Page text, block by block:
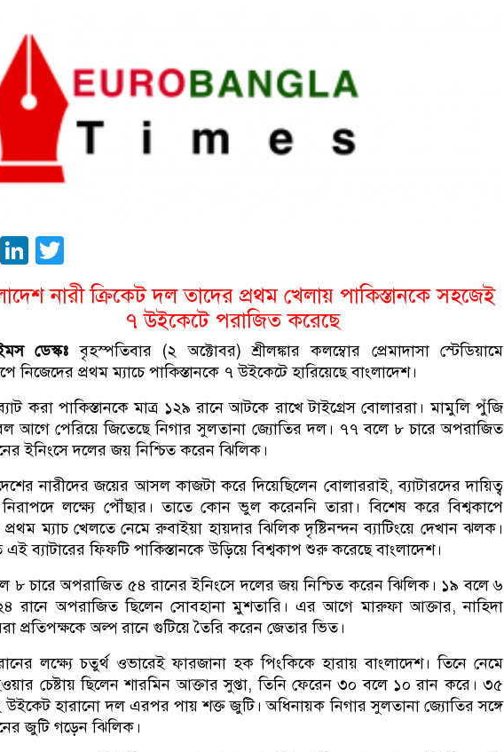
Facebook
LinkedIn
নারী ক্রিকেট দল তাদের প্রথম খেলায় পাকিস্তানকে সহজেই
৭ উইকেটে পরাজিত করেছে
ডেস্কঃ বৃহস্পতিবার (২ অক্টোবর) শ্রীলঙ্কার কলম্বোর প্রেমাদাসা স্টেডিয়ামে
নিজেদের প্রথম ম্যাচে পাকিস্তানকে ৭ উইকেটে হারিয়েছে বাংলাদেশ।
করা পাকিস্তানকে মাত্র ১২৯ রানে আটকে রাখে টাইগ্রেস বোলাররা। মামুলি পুঁজি
আগে পেরিয়ে জিতেছে নিগার সুলতানা জ্যোতির দল। ৭৭ বলে ৮ চারে অপরাজিত
ইনিংসে দলের জয় নিশ্চিত করেন ঝিলিক।
নারীদের জয়ের আসল কাজটা করে দিয়েছিলেন বোলাররাই, ব্যাটারদের দায়িত্ব
লক্ষ্যে পৌঁছার। তাতে কোন ভুল করেননি তারা। বিশেষ করে বিশ্বকাপে
ম্যাচ খেলতে নেমে রুবাইয়া হায়দার ঝিলিক দৃষ্টিনন্দন ব্যাটিংয়ে দেখান ঝলক।
এই ব্যাটারের ফিফটি পাকিস্তানকে উড়িয়ে বিশ্বকাপ শুরু করেছে বাংলাদেশ।
৮ চারে অপরাজিত ৫৪ রানের ইনিংসে দলের জয় নিশ্চিত করেন ঝিলিক। ১৯ বলে ৬
রানে অপরাজিত ছিলেন সোবহানা মুশতারি। এর আগে মারুফা আক্তার, নাহিদা
প্রতিপক্ষকে অল্প রানে গুটিয়ে তৈরি করেন জেতার ভিত।
লক্ষ্যে চতুর্থ ওভারেই ফারজানা হক পিংকিকে হারায় বাংলাদেশ। তিনে নেমে
চেষ্টায় ছিলেন শারমিন আক্তার সুপ্তা, তিনি ফেরেন ৩০ বলে ১০ রান করে। ৩৫
উইকেট হারানো দল এরপর পায় শক্ত জুটি। অধিনায়ক নিগার সুলতানা জ্যোতির সঙ্গে
জুটি গড়েন ঝিলিক।